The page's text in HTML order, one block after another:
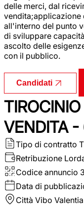
delle merci, dal
vendita;applicazione
all'interno del punto
di sviluppare
ascolto delle
con il pubblico.
Candidati
VENDITA -
Tipo di contratto
Retribuzione
Codice annuncio
Data di
Città Vibo Valentia